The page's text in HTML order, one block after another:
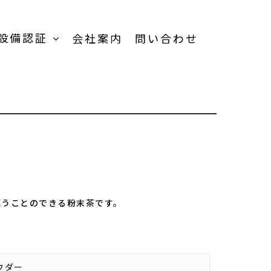
備認証 会社案内 問い合わせ
ことのできる粉末茶です。
ダー